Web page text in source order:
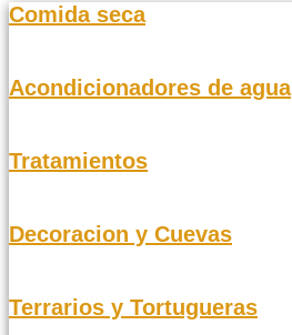
Comida seca
Acondicionadores de agua
Tratamientos
Decoracion y Cuevas
Terrarios y Tortugueras